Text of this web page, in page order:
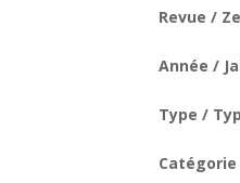
Revue /
Année /
Type /